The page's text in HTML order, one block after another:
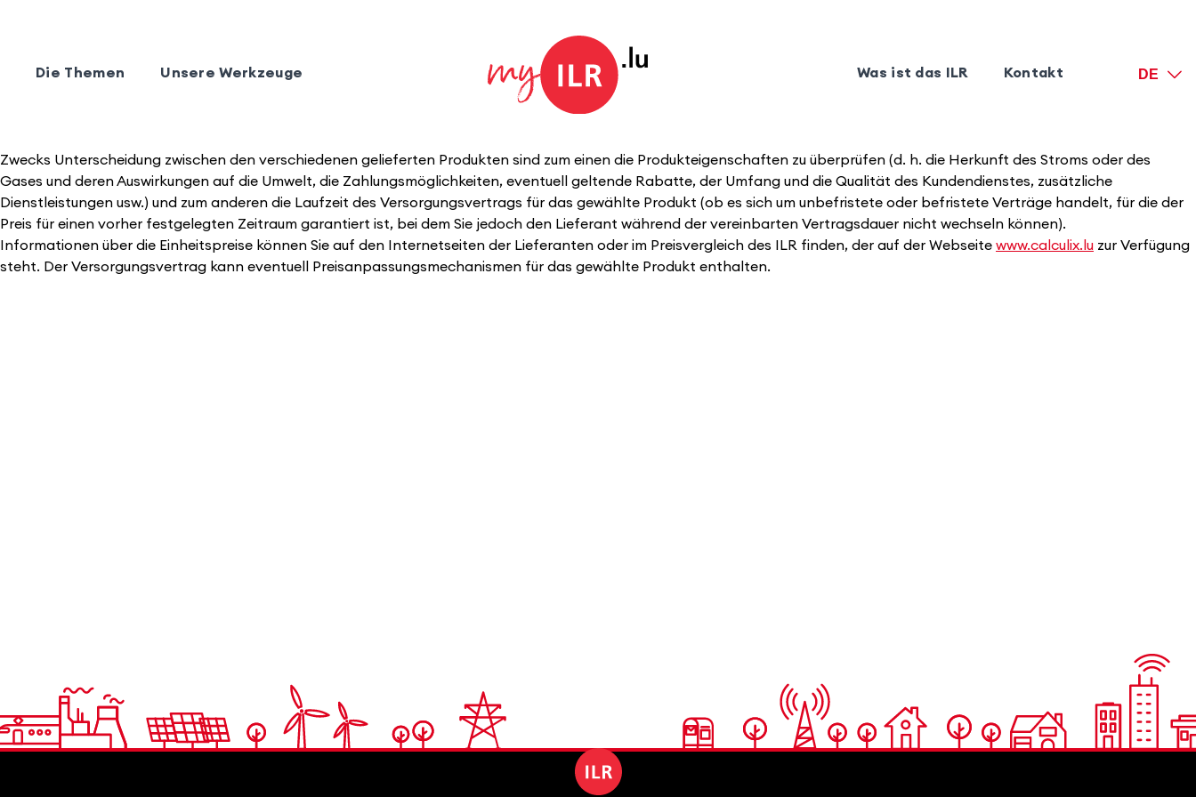
Die Themen Unsere Werkzeuge Was ist das ILR Kontakt DE
Zwecks Unterscheidung zwischen den verschiedenen gelieferten Produkten sind zum einen die Produkteigenschaften zu überprüfen (d. h. die Herkunft des Stroms oder des
Gases und deren Auswirkungen auf die Umwelt, die Zahlungsmöglichkeiten, eventuell geltende Rabatte, der Umfang und die Qualität des Kundendienstes, zusätzliche
Dienstleistungen usw.) und zum anderen die Laufzeit des Versorgungsvertrags für das gewählte Produkt (ob es sich um unbefristete oder befristete Verträge handelt, für die der
Preis für einen vorher festgelegten Zeitraum garantiert ist, bei dem Sie jedoch den Lieferant während der vereinbarten Vertragsdauer nicht wechseln können).
Informationen über die Einheitspreise können Sie auf den Internetseiten der Lieferanten oder im Preisvergleich des ILR finden, der auf der Webseite www.calculix.lu zur Verfügung
steht. Der Versorgungsvertrag kann eventuell Preisanpassungsmechanismen für das gewählte Produkt enthalten.